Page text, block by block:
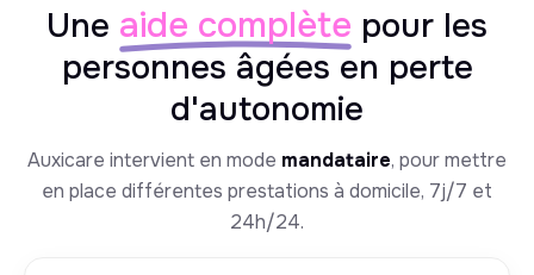
Une aide complète pour les
personnes âgées en perte
d'autonomie
Auxicare intervient en mode mandataire, pour mettre
en place différentes prestations à domicile, 7j/7 et
24h/24.